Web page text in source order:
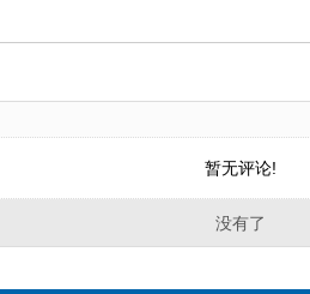
暂无评论!
没有了